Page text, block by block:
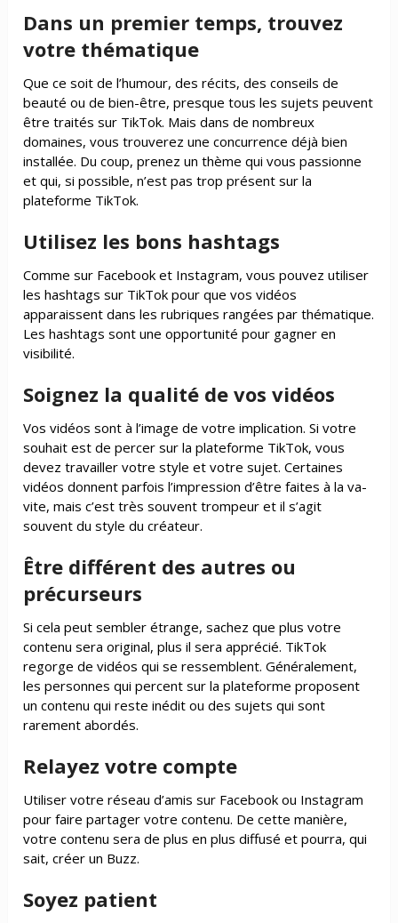
Dans un premier temps, trouvez
votre thématique
Que ce soit de l’humour, des récits, des conseils de
beauté ou de bien-être, presque tous les sujets peuvent
être traités sur TikTok. Mais dans de nombreux
domaines, vous trouverez une concurrence déjà bien
installée. Du coup, prenez un thème qui vous passionne
et qui, si possible, n’est pas trop présent sur la
plateforme TikTok.
Utilisez les bons hashtags
Comme sur Facebook et Instagram, vous pouvez utiliser
les hashtags sur TikTok pour que vos vidéos
apparaissent dans les rubriques rangées par thématique.
Les hashtags sont une opportunité pour gagner en
visibilité.
Soignez la qualité de vos vidéos
Vos vidéos sont à l’image de votre implication. Si votre
souhait est de percer sur la plateforme TikTok, vous
devez travailler votre style et votre sujet. Certaines
vidéos donnent parfois l’impression d’être faites à la va-
vite, mais c’est très souvent trompeur et il s’agit
souvent du style du créateur.
Être différent des autres ou
précurseurs
Si cela peut sembler étrange, sachez que plus votre
contenu sera original, plus il sera apprécié. TikTok
regorge de vidéos qui se ressemblent. Généralement,
les personnes qui percent sur la plateforme proposent
un contenu qui reste inédit ou des sujets qui sont
rarement abordés.
Relayez votre compte
Utiliser votre réseau d’amis sur Facebook ou Instagram
pour faire partager votre contenu. De cette manière,
votre contenu sera de plus en plus diffusé et pourra, qui
sait, créer un Buzz.
Soyez patient